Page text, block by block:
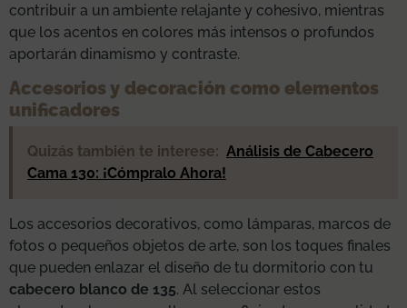
contribuir a un ambiente relajante y cohesivo, mientras
que los acentos en colores más intensos o profundos
aportarán dinamismo y contraste.
Accesorios y decoración como elementos
unificadores
Quizás también te interese: Análisis de Cabecero
Cama 130: ¡Cómpralo Ahora!
Los accesorios decorativos, como lámparas, marcos de
fotos o pequeños objetos de arte, son los toques finales
que pueden enlazar el diseño de tu dormitorio con tu
cabecero blanco de 135. Al seleccionar estos